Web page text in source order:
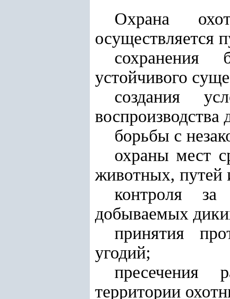
Охрана
осуществляется
сохранения
устойчивого
создания
борьбы с
охраны мест
животных, путей
контроля
добываемых
принятия
угодий;
пресечения
территории